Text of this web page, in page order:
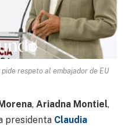
respeto al embajador de EU
, Ariadna Montiel,
presidenta Claudia